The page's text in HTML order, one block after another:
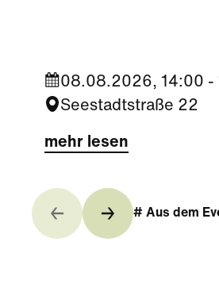
08.08.2026, 14:00 -
Seestadtstraße 22
mehr lesen
# Aus dem